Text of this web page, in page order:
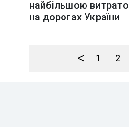
найбільшою
на дорогах України
< 1 2